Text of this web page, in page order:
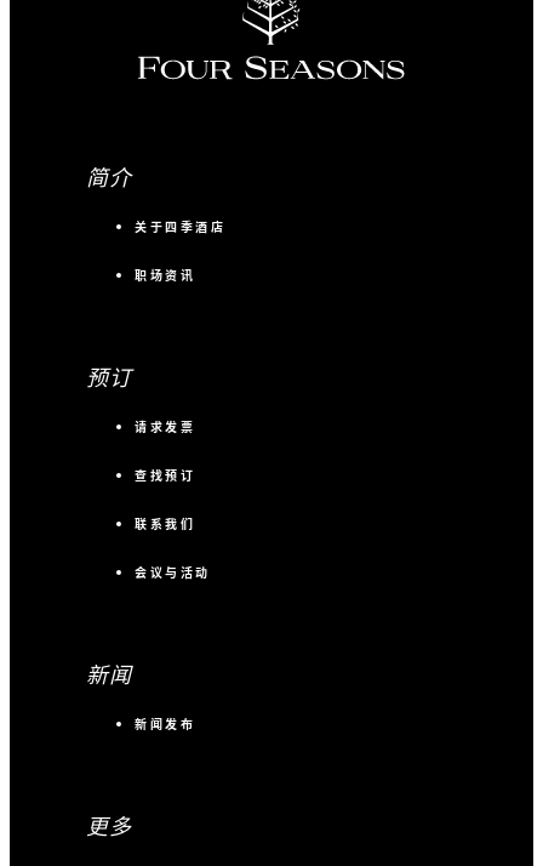
简介
关于四季酒店
职场资讯
预订
请求发票
查找预订
联系我们
会议与活动
新闻
新闻发布
更多